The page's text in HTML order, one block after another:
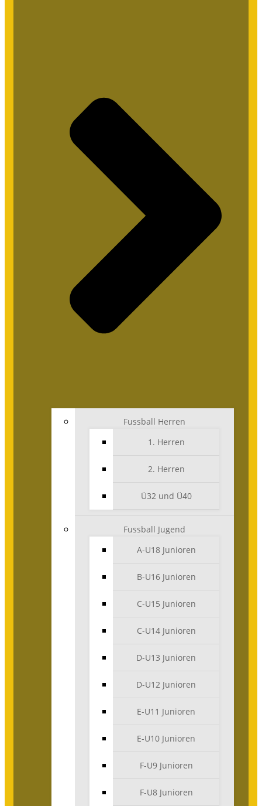
Fussball Herren
1. Herren
2. Herren
Ü32 und Ü40
Fussball Jugend
A-U18 Junioren
B-U16 Junioren
C-U15 Junioren
C-U14 Junioren
D-U13 Junioren
D-U12 Junioren
E-U11 Junioren
E-U10 Junioren
F-U9 Junioren
F-U8 Junioren